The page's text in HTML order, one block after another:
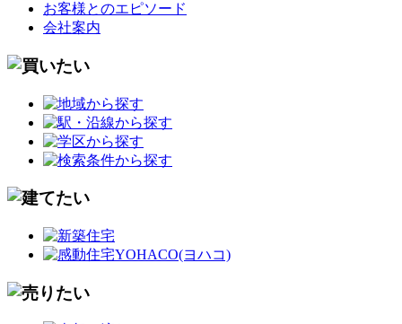
お客様とのエピソード
会社案内